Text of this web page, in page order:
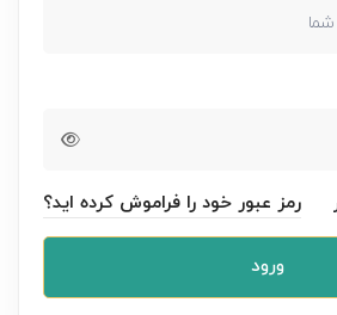
رمز عبور خود را فراموش کرده اید؟
ورود